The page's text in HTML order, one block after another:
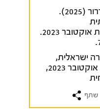
גרינבלום, דרור (2025).
2023.
ישראלית,
2023
,
שתף